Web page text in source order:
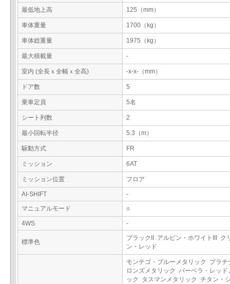
最低地上高 125（mm）
車体重量 1700（kg）
車体総重量 1975（kg）
最大積載量 -
室内 (全長ｘ全幅ｘ全高) -x-x-（mm）
ドア数 5
乗車定員 5名
シート列数 2
最小回転半径 5.3（m）
駆動方式 FR
ミッション 6AT
ミッション位置 フロア
AI-SHIFT
-
マニュアルモード
○
4WS -
標準色
ブラックII アルピン・ホワイトIII ク
ン・レッド
モンテゴ・ブルーメタリック プラチ
ロンズメタリック バーベラ・レッド
ック タスマンメタリック チタン・